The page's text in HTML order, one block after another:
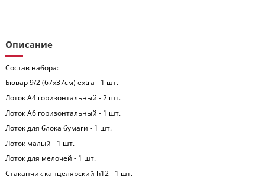
Описание
Состав набора:
Бювар 9/2 (67x37см) extra - 1 шт.
Лоток А4 горизонтальный - 2 шт.
Лоток А6 горизонтальный - 1 шт.
Лоток для блока бумаги - 1 шт.
Лоток малый - 1 шт.
Лоток для мелочей - 1 шт.
Стаканчик канцелярский h12 - 1 шт.